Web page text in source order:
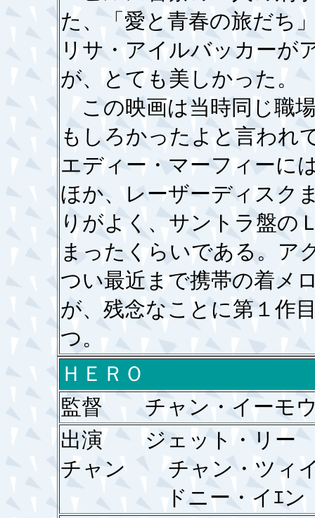
た、「愛と青春の旅だち
リサ・アイルバッカーが
が、とても美しかった。
この映画は当時同じ職
もしろかったよと言われ
エディー・マーフィーに
ほか、レーザーディスク
りがよく、サントラ盤の
まったくらいである。ア
つい最近まで携帯の着メ
が、残念なことに第１作
つ。
ＨＥＲＯ
監督 チャン・イーモ
出演 ジェット・リ
チャン チャン・ツィ
ドニー・イｴン